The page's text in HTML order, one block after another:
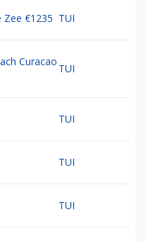
Zee €1235 TUI
Curacao
TUI
TUI
TUI
TUI